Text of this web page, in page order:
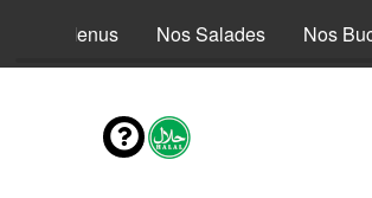
Nos Menus Nos Salades Nos